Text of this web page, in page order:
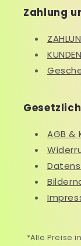
Zahlung
AGB
*Alle Preise